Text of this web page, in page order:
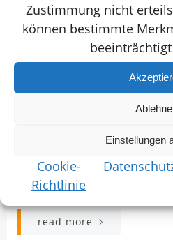
Zustimmung nicht
können bestimmte
Einstellungen
Cookie-
Richtlinie
Franziska -
read more